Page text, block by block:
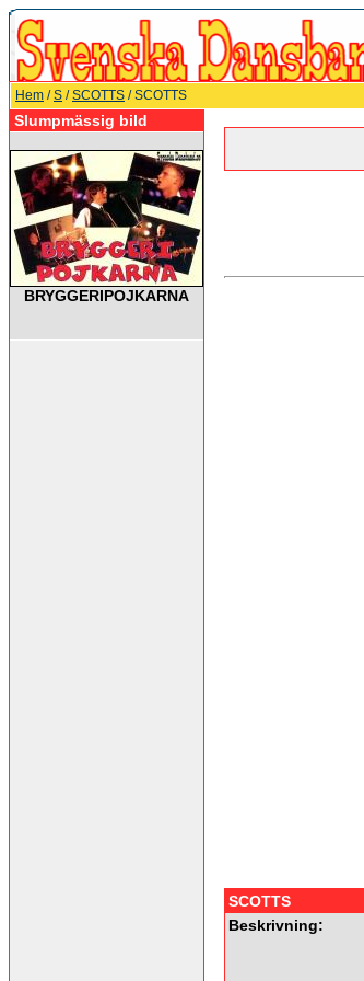
Hem /S /SCOTTS / SCOTTS
Slumpmässig bild
BRYGGERIPOJKARNA
SCOTTS
Beskrivning: